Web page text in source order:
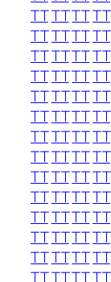
TTTTTTTT
TTTTTTTT
TTTTTTTT
TTTTTTTT
TTTTTTTT
TTTTTTTT
TTTTTTTT
TTTTTTTT
TTTTTTTT
TTTTTTTT
TTTTTTTT
TTTTTTTT
TTTTTTTT
TTTTTTTT